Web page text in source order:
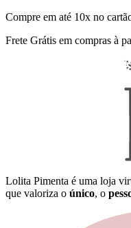
Compre em até 10x no
Frete Grátis em compras à
Lolita Pimenta é uma loja
que valoriza o único, o